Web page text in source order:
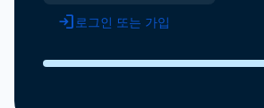
로그인 또는 가입